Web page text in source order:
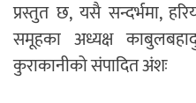
प्रस्तुत छ, यसै सन्दर्भमा,
समूहका अध्यक्ष
कुराकानीको संपादित अंशः